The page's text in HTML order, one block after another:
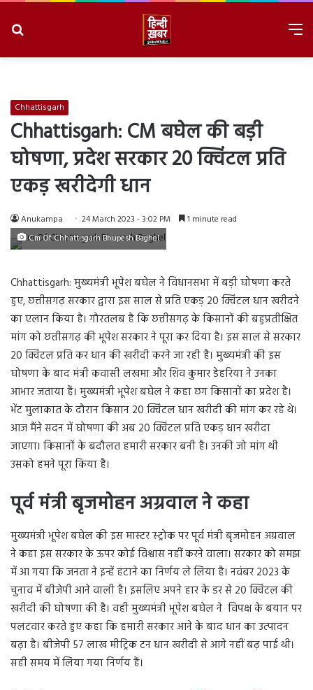
Chhattisgarh
Chhattisgarh: CM बघेल की बड़ी
घोषणा, प्रदेश सरकार 20 क्विंटल प्रति
एकड़ खरीदेगी धान
Anukampa 24 March 2023 - 3:02 PM 1 minute read
Cm Of Chhattisgarh Bhupesh Baghel
Chhattisgarh: मुख्यमंत्री भूपेश बघेल ने विधानसभा में बड़ी घोषणा करते
हुए, छत्तीसगढ़ सरकार द्वारा इस साल से प्रति एकड़ 20 क्विंटल धान खरीदने
का एलान किया है। गौरतलब है कि छत्तीसगढ़ के किसानों की बहुप्रतीक्षित
मांग को छत्तीसगढ़ की भूपेश सरकार ने पूरा कर दिया है। इस साल से सरकार
20 क्विंटल प्रति कर धान की खरीदी करने जा रही है। मुख्यमंत्री की इस
घोषणा के बाद मंत्री कवासी लखमा और शिव कुमार डेहरिया ने उनका
आभार जताया हैं। मुख्यमंत्री भूपेश बघेल ने कहा छग किसानों का प्रदेश है।
भेंट मुलाकात के दौरान किसान 20 क्विंटल धान खरीदी की मांग कर रहे थे।
आज मैंने सदन में घोषणा की अब 20 क्विंटल प्रति एकड़ धान खरीदा
जाएगा। किसानों के बदौलत हमारी सरकार बनी है। उनकी जो मांग थी
उसको हमने पूरा किया है।
पूर्व मंत्री बृजमोहन अग्रवाल ने कहा
मुख्यमंत्री भूपेश बघेल की इस मास्टर स्ट्रोक पर पूर्व मंत्री बृजमोहन अग्रवाल
ने कहा इस सरकार के ऊपर कोई विश्वास नहीं करने वाला। सरकार को समझ
में आ गया कि जनता ने इन्हें हटाने का निर्णय ले लिया है। नवंबर 2023 के
चुनाव में बीजेपी आने वाली है। इसलिए अपने हार के डर से 20 क्विंटल की
खरीदी की घोषणा की है। वही मुख्यमंत्री भूपेश बघेल ने विपक्ष के बयान पर
पलटवार करते हुए कहा कि हमारी सरकार आने के बाद धान का उत्पादन
बढ़ा है। बीजेपी 57 लाख मीट्रिक टन धान खरीदी से आगे नहीं बढ़ पाई थी।
सही समय में लिया गया निर्णय हैं।